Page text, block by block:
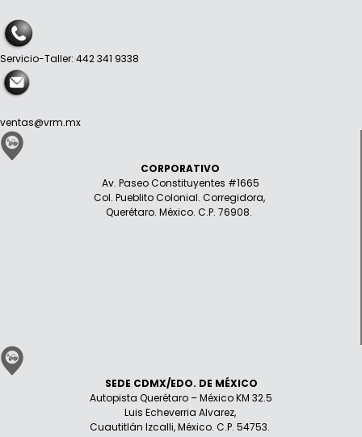
Servicio-Taller: 442 341 9338
ventas@vrm.mx
CORPORATIVO
Av. Paseo Constituyentes #1665
Col. Pueblito Colonial. Corregidora,
Querétaro. México. C.P. 76908.
SEDE CDMX/EDO. DE MÉXICO
Autopista Querétaro – México KM 32.5
Luis Echeverria Alvarez,
Cuautitlán Izcalli, México. C.P. 54753.